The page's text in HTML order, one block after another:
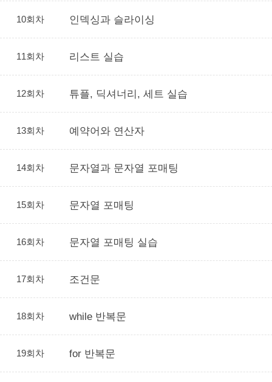
10회차 인덱싱과 슬라이싱
11회차 리스트 실습
12회차 튜플, 딕셔너리, 세트 실습
13회차 예약어와 연산자
14회차 문자열과 문자열 포매팅
15회차 문자열 포매팅
16회차 문자열 포매팅 실습
17회차 조건문
18회차 while 반복문
19회차 for 반복문